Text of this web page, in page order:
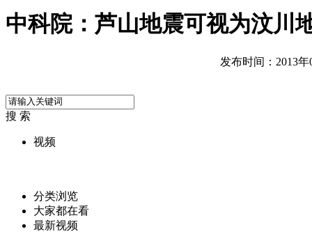
中科院：芦山地震可视为汶川
发布时间：2013年
搜 索
视频
分类浏览
大家都在看
最新视频